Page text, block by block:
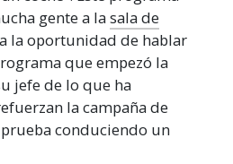
gente a lasala de
la oportunidad de hablar
que empezó la
jefe de lo que ha
la campaña de
conduciendo un